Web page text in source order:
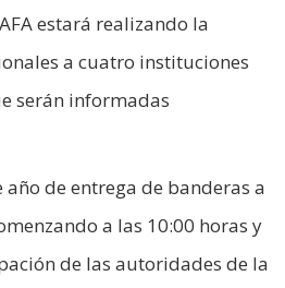
estará realizando la
a cuatro instituciones
serán informadas
año de entrega de banderas a
a las 10:00 horas y
de las autoridades de la